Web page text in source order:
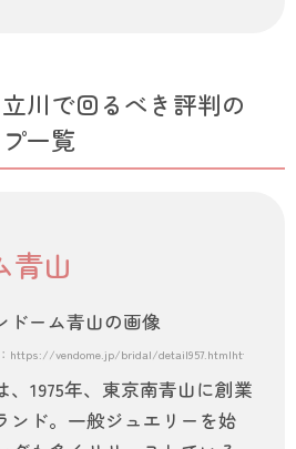
川で回るべき評判の
一覧
青山
https://vendome.jp/bridal/detail957.htmlhttps://
、1975年、東京南青山に創業
ンド。一般ジュエリーを始